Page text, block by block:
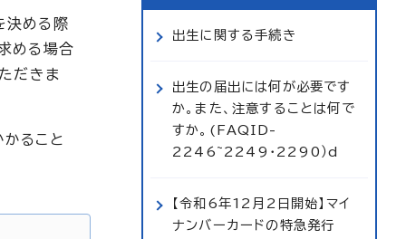
決める際
める場合
だきま
ること
出生に関する手続き
出生の届出には何が必要です
か。また、注意することは何で
すか。(FAQID-
2246~2249・2290）d
【令和6年12月2日開始】マイ
ナンバーカードの特急発行